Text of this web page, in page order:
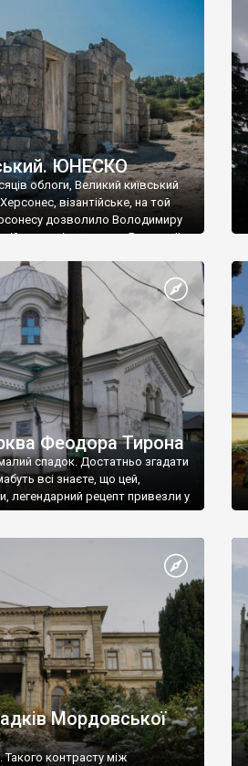
викрадені з фондів об’єкту
«Херсонеса Таврійського».
Візантії», але експерти та
лише […]
ЮНЕСКО
облоги, Великий київський
візантійське, на той
дозволило Володимиру
імператору Василю ІІ,
став Василем-
Хрещення Русі. На честь
місто […]
Феодора Тирона
спадок. Достатньо згадати
всі знаєте, що цей,
легендарний рецепт привезли у
Мордовської
контрасту між